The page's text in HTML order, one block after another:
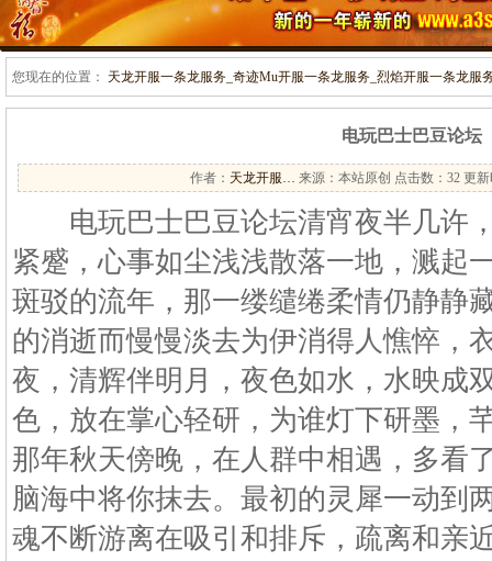
您现在的位置： 天龙开服一条龙服务_奇迹Mu开服一条龙服务_烈焰开服一条龙服
电玩巴士巴豆论坛
作者： 天龙开服… 来源：本站原创 点击数： 32 更新
电玩巴士巴豆论坛清宵夜半几许
紧蹙，心事如尘浅浅散落一地，溅起
斑驳的流年，那一缕缱绻柔情仍静静
的消逝而慢慢淡去为伊消得人憔悴，
夜，清辉伴明月，夜色如水，水映成
色，放在掌心轻研，为谁灯下研墨，
那年秋天傍晚，在人群中相遇，多看
脑海中将你抹去。最初的灵犀一动到
魂不断游离在吸引和排斥，疏离和亲